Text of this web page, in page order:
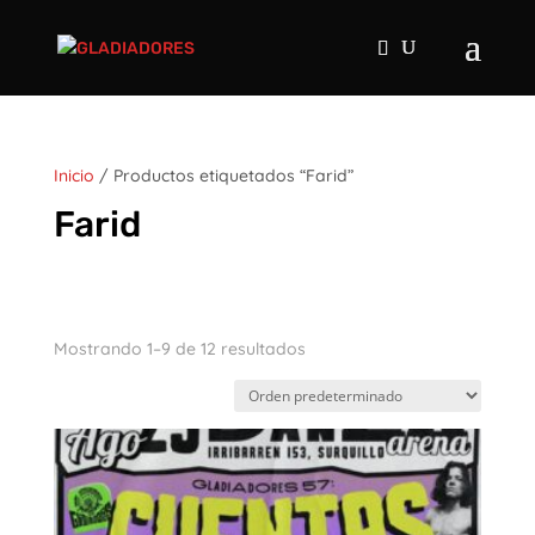
Inicio / Productos etiquetados “Farid”
Farid
Mostrando 1–9 de 12 resultados